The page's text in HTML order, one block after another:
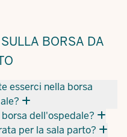
BORSA DA
esserci nella borsa
dell'ospedale?
per la sala parto?